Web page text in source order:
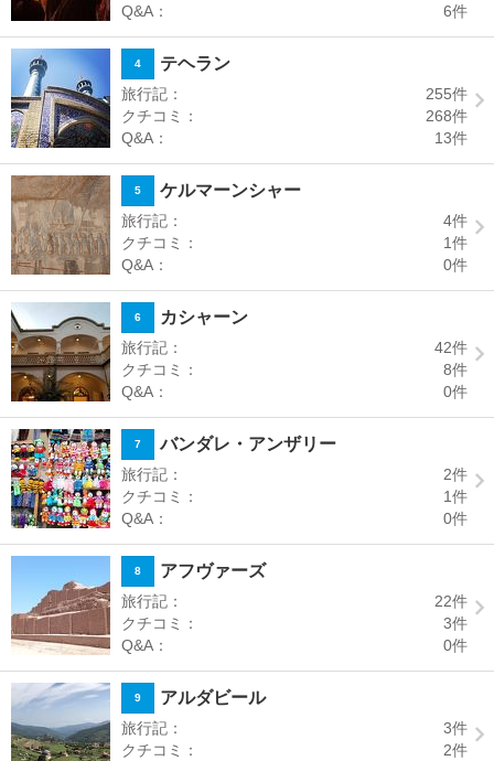
Q&A：
6件
4 テヘラン
旅行記： 255件
クチコミ：
268件
Q&A：
13件
5 ケルマーンシャー
旅行記： 4件
クチコミ：
1件
Q&A：
0件
6 カシャーン
旅行記： 42件
クチコミ：
8件
Q&A：
0件
7 バンダレ・アンザリー
旅行記： 2件
クチコミ：
1件
Q&A：
0件
8 アフヴァーズ
旅行記： 22件
クチコミ：
3件
Q&A：
0件
9 アルダビール
旅行記： 3件
クチコミ：
2件